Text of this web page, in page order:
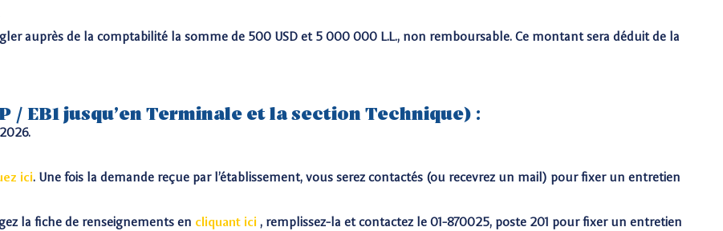
auprès de la comptabilité la somme de 500 USD et 5 000 000 L.L., non remboursable. Ce montant sera déduit de la
/ EB1 jusqu’en Terminale et la section Technique) :
ici. Une fois la demande reçue par l’établissement, vous serez contactés (ou recevrez un mail) pour fixer un entretien
la fiche de renseignements en cliquant ici , remplissez-la et contactez le 01-870025, poste 201 pour fixer un entretien